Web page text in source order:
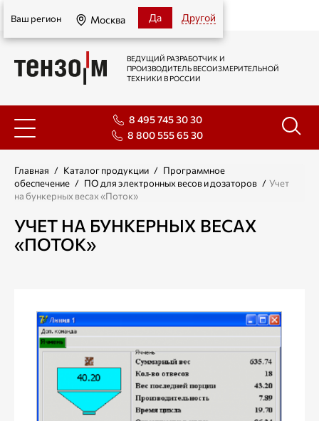
Москва
Ваш регион Москва Да Другой
ВЕДУЩИЙ РАЗРАБОТЧИК И
ПРОИЗВОДИТЕЛЬ ВЕСОИЗМЕРИТЕЛЬНОЙ
ТЕХНИКИ В РОССИИ
8 495 745 30 30
8 800 555 65 30
Главная / Каталог продукции / Программное
обеспечение / ПО для электронных весов и дозаторов / Учет
на бункерных весах «Поток»
УЧЕТ НА БУНКЕРНЫХ ВЕСАХ
«ПОТОК»